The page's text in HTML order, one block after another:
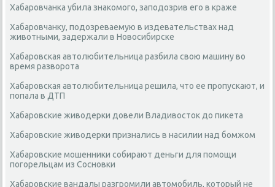
Хабаровчанка убила знакомого, заподозрив его в краже
Хабаровчанку, подозреваемую в издевательствах над
животными, задержали в Новосибирске
Хабаровская автолюбительница разбила свою машину во
время разворота
Хабаровская автолюбительница решила, что ее пропускают, и
попала в ДТП
Хабаровские живодерки довели Владивосток до пикета
Хабаровские живодерки признались в насилии над бомжом
Хабаровские мошенники собирают деньги для помощи
погорельцам из Сосновки
Хабаровские вандалы разгромили автомобиль, который не